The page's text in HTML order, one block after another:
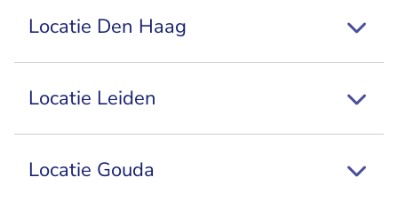
Locatie Den Haag
Locatie Leiden
Locatie Gouda